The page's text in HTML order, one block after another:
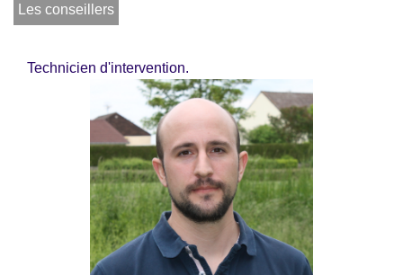
Les conseillers
Technicien d'intervention.